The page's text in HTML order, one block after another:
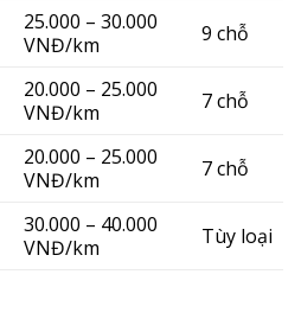
25.000 – 30.000
VNĐ/km
9 chỗ
20.000 – 25.000
VNĐ/km
7 chỗ
20.000 – 25.000
VNĐ/km
7 chỗ
30.000 – 40.000
VNĐ/km
Tùy loại